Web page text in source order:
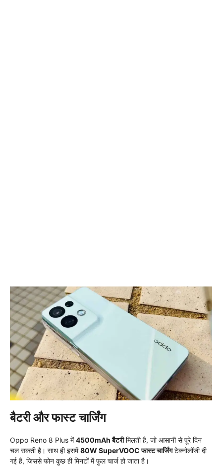
बैटरी और फास्ट चार्जिंग
Oppo Reno 8 Plus में4500mAh बैटरीमिलती है, जो आसानी से पूरे दिन
चल सकती है। साथ ही इसमें80W SuperVOOC फास्ट चार्जिंगटेक्नोलॉजी दी
गई है, जिससे फोन कुछ ही मिनटों में फुल चार्ज हो जाता है।